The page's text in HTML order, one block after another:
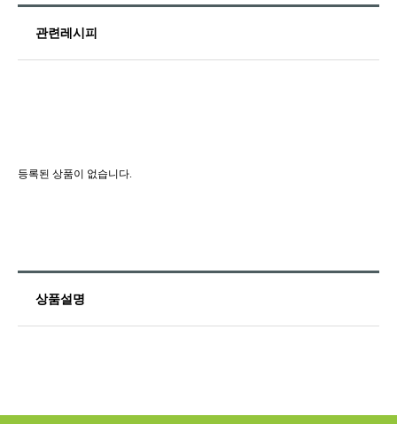
관련레시피
등록된 상품이 없습니다.
상품설명